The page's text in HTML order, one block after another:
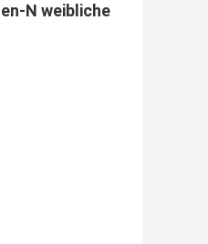
N weibliche